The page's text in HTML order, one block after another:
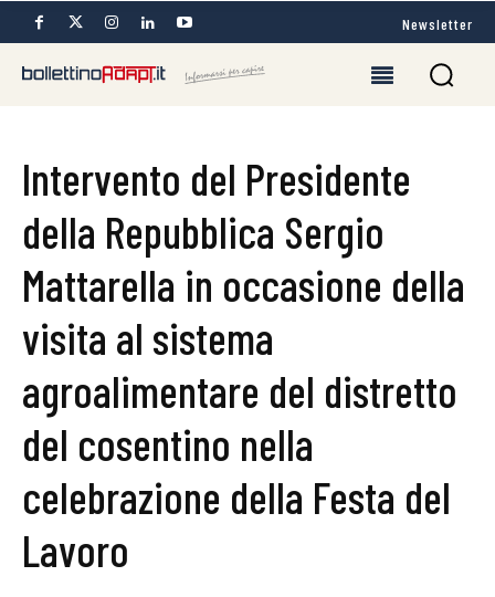
Newsletter
Intervento del Presidente
della Repubblica Sergio
Mattarella in occasione della
visita al sistema
agroalimentare del distretto
del cosentino nella
celebrazione della Festa del
Lavoro